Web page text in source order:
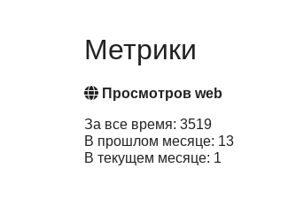
Метрики
Просмотров web
За все время: 3519
В прошлом месяце: 13
В текущем месяце: 1